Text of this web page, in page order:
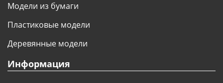
Модели из бумаги
Пластиковые модели
Деревянные модели
Информация